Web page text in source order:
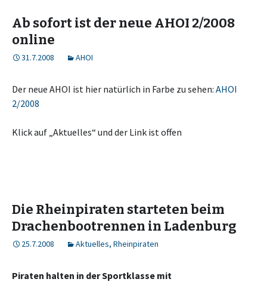
Ab sofort ist der neue AHOI 2/2008
online
31.7.2008 AHOI
Der neue AHOI ist hier natürlich in Farbe zu sehen: AHOI
2/2008
Klick auf „Aktuelles“ und der Link ist offen
Die Rheinpiraten starteten beim
Drachenbootrennen in Ladenburg
25.7.2008 Aktuelles, Rheinpiraten
Piraten halten in der Sportklasse mit